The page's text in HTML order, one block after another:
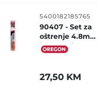
5400182185765
90407 - Set za
oštrenje 4.8mm
(BLISTER)
27,50 KM